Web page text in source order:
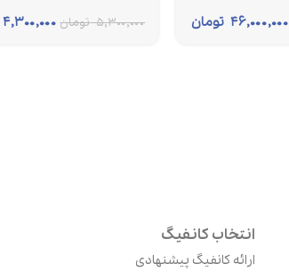
۴۶,۰۰۰,۰۰۰ تومان ۵,۳۰۰,۰۰۰ تومان ۴,۳۰۰,۰۰۰
انتخاب کانفیگ
ارائه کانفیگ پیشنهادی